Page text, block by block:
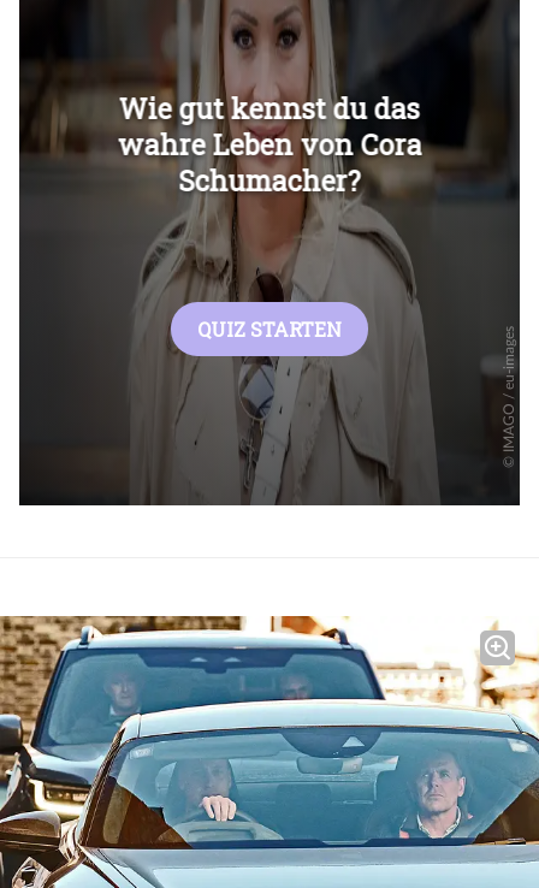
Überspringen